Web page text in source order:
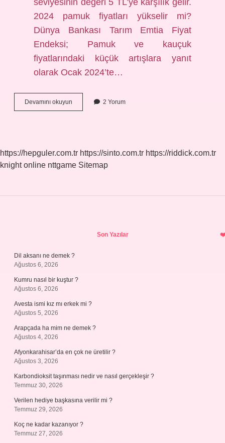
seviyesinin değeri 5 TL’ye karşılık gelir.
2024 pamuk fiyatları yükselir mi?
Dünya Bankası Tarım Emtia Fiyat
Endeksi; Pamuk ve kauçuk
fiyatlarındaki küçük artışlara yanıt
olarak Ocak 2024’te…
Devamını okuyun
Pamuk
2 Yorum
https://hepguler.com.tr https://sinto.com.tr https://riddick.com.tr
knight online nttgame Sitemap
Son Yazılar
Dil aksanı ne demek ?
Ağustos 6, 2026
Kumru nasıl bir kuştur ?
Ağustos 6, 2026
Avesta ismi kız mı erkek mi ?
Ağustos 5, 2026
Arapçada ha mim ne demek ?
Ağustos 4, 2026
Afyonkarahisar’da en çok ne üretilir ?
Ağustos 3, 2026
Karbondioksit taşınması nedir ve nasıl gerçekleşir ?
Temmuz 30, 2026
Verilen hediye başkasına verilir mi ?
Temmuz 29, 2026
Koç ne kadar kazanıyor ?
Temmuz 27, 2026